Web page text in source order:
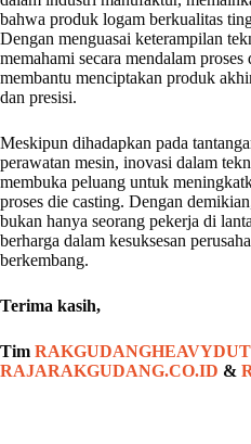
bahwa produk logam berkualitas
Dengan menguasai keterampilan
memahami secara mendalam
membantu menciptakan produk
dan presisi.
Meskipun dihadapkan pada
perawatan mesin, inovasi dalam
membuka peluang untuk
proses die casting. Dengan
bukan hanya seorang pekerja di
berharga dalam kesuksesan
berkembang.
Terima kasih,
Tim
RAJARAKGUDANG.CO.ID &